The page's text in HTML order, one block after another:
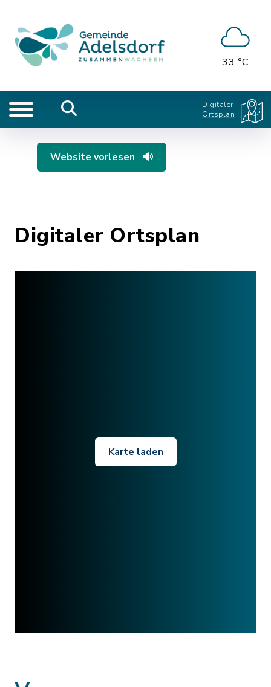
33 °C
Digitaler
Ortsplan
Website vorlesen
Digitaler Ortsplan
Karte laden